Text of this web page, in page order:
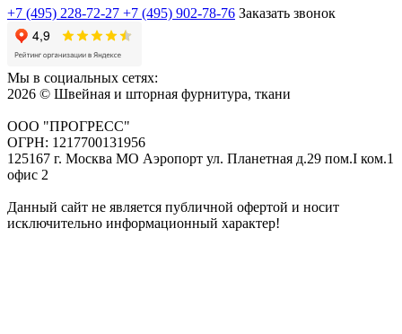
+7 (495) 228-72-27 +7 (495) 902-78-76 Заказать звонок
Мы в социальных сетях:
2026 © Швейная и шторная фурнитура, ткани
ООО "ПРОГРЕСС"
ОГРН: 1217700131956
125167 г. Москва МО Аэропорт ул. Планетная д.29 пом.I ком.1
офис 2
Данный сайт не является публичной офертой и носит
исключительно информационный характер!